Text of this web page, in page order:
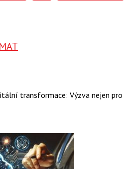
transformace: Výzva nejen pro